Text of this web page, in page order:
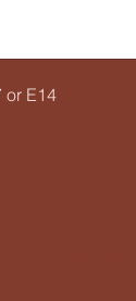
or E14